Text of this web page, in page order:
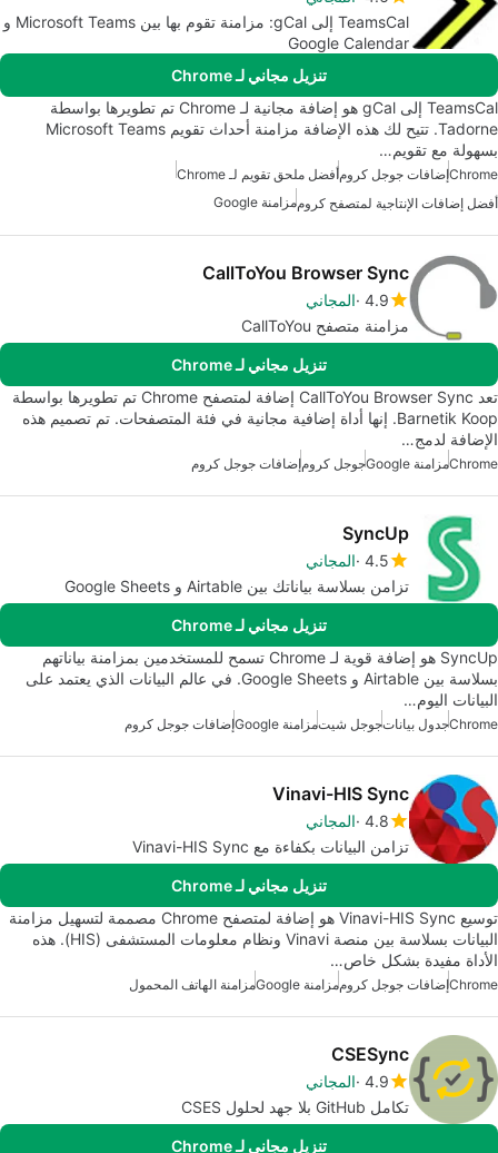
TeamsCal إلى gCal: مزامنة تقوم بها بين Microsoft Teams و
Google Calendar
تنزيل مجاني لـ Chrome
TeamsCal إلى gCal هو إضافة مجانية لـ Chrome تم تطويرها بواسطة
Tadorne. تتيح لك هذه الإضافة مزامنة أحداث تقويم Microsoft Teams
بسهولة مع تقويم…
Chromeإضافات جوجل كرومأفضل ملحق تقويم لـ Chrome
أفضل إضافات الإنتاجية لمتصفح كروممزامنة Google
CallToYou Browser Sync
4.9 المجاني
مزامنة متصفح CallToYou
تنزيل مجاني لـ Chrome
تعد CallToYou Browser Sync إضافة لمتصفح Chrome تم تطويرها بواسطة
Barnetik Koop. إنها أداة إضافية مجانية في فئة المتصفحات. تم تصميم هذه
الإضافة لدمج…
Chromeمزامنة Google جوجل كرومإضافات جوجل كروم
SyncUp
4.5 المجاني
تزامن بسلاسة بياناتك بين Airtable و Google Sheets
تنزيل مجاني لـ Chrome
SyncUp هو إضافة قوية لـ Chrome تسمح للمستخدمين بمزامنة بياناتهم
بسلاسة بين Airtable و Google Sheets. في عالم البيانات الذي يعتمد على
البيانات اليوم…
Chromeجدول بياناتجوجل شيتمزامنة Google إضافات جوجل كروم
Vinavi-HIS Sync
4.8 المجاني
تزامن البيانات بكفاءة مع Vinavi-HIS Sync
تنزيل مجاني لـ Chrome
توسيع Vinavi-HIS Sync هو إضافة لمتصفح Chrome مصممة لتسهيل مزامنة
البيانات بسلاسة بين منصة Vinavi ونظام معلومات المستشفى (HIS). هذه
الأداة مفيدة بشكل خاص…
Chromeإضافات جوجل كروممزامنة Google مزامنة الهاتف المحمول
CSESync
4.9 المجاني
تكامل GitHub بلا جهد لحلول CSES
تنزيل مجاني لـ Chrome